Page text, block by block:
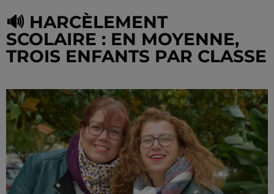
🔊 HARCÈLEMENT
SCOLAIRE : EN MOYENNE,
TROIS ENFANTS PAR CLASSE